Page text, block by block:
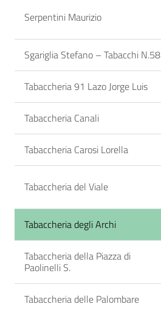
Serpentini Maurizio
Sgariglia Stefano – Tabacchi N.58
Tabaccheria 91 Lazo Jorge Luis
Tabaccheria Canali
Tabaccheria Carosi Lorella
Tabaccheria del Viale
Tabaccheria degli Archi
Tabaccheria della Piazza di
Paolinelli S.
Tabaccheria delle Palombare